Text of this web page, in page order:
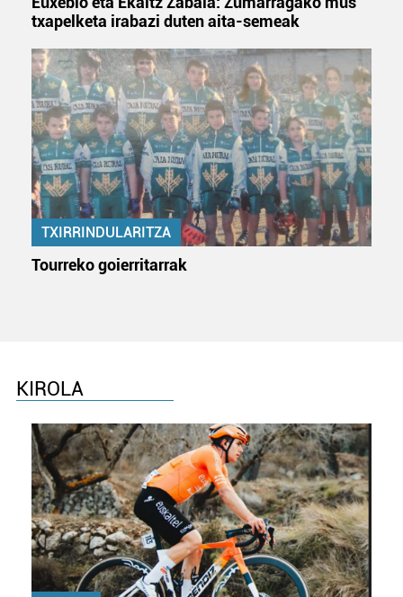
txapelketa irabazi duten aita-semeak
TXIRRINDULARITZA
Tourreko goierritarrak
KIROLA